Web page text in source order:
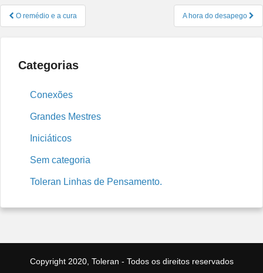
Navegação
de
O remédio e a cura A hora do desapego
Categorias
Conexões
Grandes Mestres
Iniciáticos
Sem categoria
Toleran Linhas de Pensamento.
Copyright 2020, Toleran - Todos os direitos reservados